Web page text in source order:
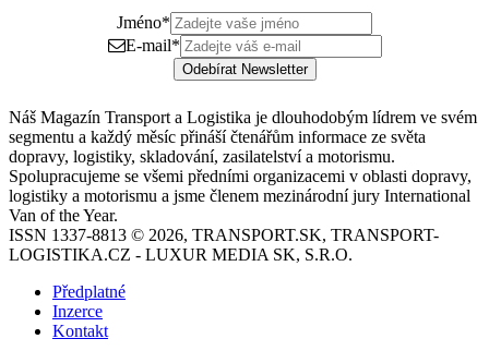
Jméno*
E-mail*
Odebírat Newsletter
Náš Magazín Transport a Logistika je dlouhodobým lídrem ve svém
segmentu a každý měsíc přináší čtenářům informace ze světa
dopravy, logistiky, skladování, zasilatelství a motorismu.
Spolupracujeme se všemi předními organizacemi v oblasti dopravy,
logistiky a motorismu a jsme členem mezinárodní jury International
Van of the Year.
ISSN 1337-8813 © 2026, TRANSPORT.SK, TRANSPORT-
LOGISTIKA.CZ - LUXUR MEDIA SK, S.R.O.
Předplatné
Inzerce
Kontakt